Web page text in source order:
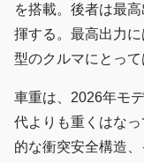
を搭載。後者は最
揮する。最高出力
型のクルマにとって
車重は、2026年モ
代よりも重くはな
的な衝突安全構造